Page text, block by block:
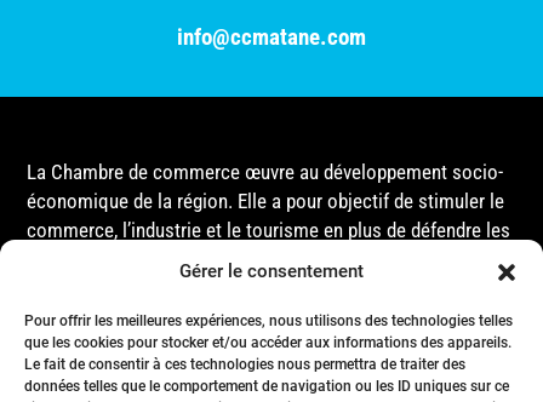
Gérer le consentement
Pour offrir les meilleures expériences, nous utilisons des technologies telles
que les cookies pour stocker et/ou accéder aux informations des appareils.
Le fait de consentir à ces technologies nous permettra de traiter des
données telles que le comportement de navigation ou les ID uniques sur ce
info@ccmatane.com
La Chambre de commerce œuvre au développement socio-
économique de la région. Elle a pour objectif de stimuler le
commerce, l’industrie et le tourisme en plus de défendre les
intérêts de ses membres et de l’ensemble de la
gouvernementales, que ce soit au niveau municipal,
provincial ou fédéral.